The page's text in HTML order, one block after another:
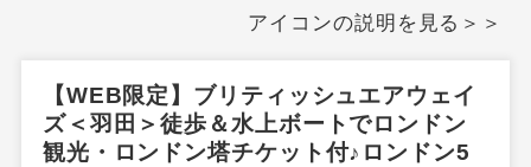
アイコンの説明を見る＞＞
【WEB限定】ブリティッシュエアウェイ
ズ＜羽田＞徒歩＆水上ボートでロンドン
観光・ロンドン塔チケット付♪ロンドン5